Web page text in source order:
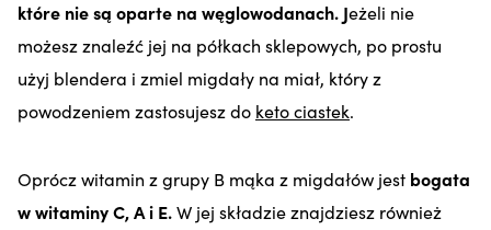
które nie są oparte na węglowodanach. Jeżeli nie
możesz znaleźć jej na półkach sklepowych, po prostu
użyj blendera i zmiel migdały na miał, który z
powodzeniem zastosujesz do keto ciastek.
Oprócz witamin z grupy B mąka z migdałów jest bogata
w witaminy C, A i E.W jej składzie znajdziesz również